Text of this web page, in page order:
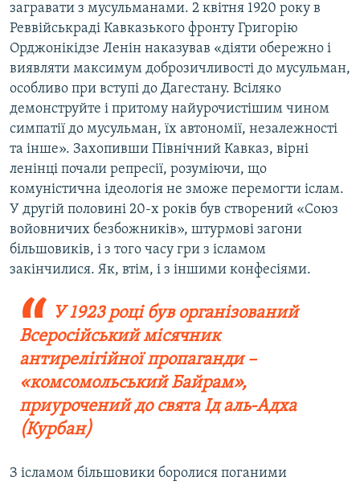
загравати з мусульманами. 2 квітня 1920 року в
Реввійськраді Кавказького фронту Григорію
Орджонікідзе Ленін наказував «діяти обережно і
виявляти максимум доброзичливості до мусульман,
особливо при вступі до Дагестану. Всіляко
демонструйте і притому найурочистішим чином
симпатії до мусульман, їх автономії, незалежності
та інше». Захопивши Північний Кавказ, вірні
ленінці почали репресії, розуміючи, що
комуністична ідеологія не зможе перемогти іслам.
У другій половині 20-х років був створений «Союз
войовничих безбожників», штурмові загони
більшовиків, і з того часу гри з ісламом
закінчилися. Як, втім, і з іншими конфесіями.
У 1923 році був організований
Всеросійський місячник
антирелігійної пропаганди –
«комсомольський Байрам»,
приурочений до свята Ід аль-Адха
(Курбан)
З ісламом більшовики боролися поганими